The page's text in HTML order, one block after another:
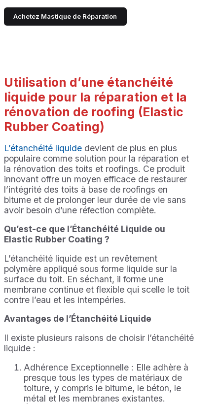
Achetez Mastique de Réparation
Utilisation d’une étanchéité
liquide pour la réparation et la
rénovation de roofing (Elastic
Rubber Coating)
L’étanchéité liquide devient de plus en plus
populaire comme solution pour la réparation et
la rénovation des toits et roofings. Ce produit
innovant offre un moyen efficace de restaurer
l’intégrité des toits à base de roofings en
bitume et de prolonger leur durée de vie sans
avoir besoin d’une réfection complète.
Qu’est-ce que l’Étanchéité Liquide ou
Elastic Rubber Coating ?
L’étanchéité liquide est un revêtement
polymère appliqué sous forme liquide sur la
surface du toit. En séchant, il forme une
membrane continue et flexible qui scelle le toit
contre l’eau et les intempéries.
Avantages de l’Étanchéité Liquide
Il existe plusieurs raisons de choisir l’étanchéité
liquide :
Adhérence Exceptionnelle : Elle adhère à
presque tous les types de matériaux de
toiture, y compris le bitume, le béton, le
métal et les membranes existantes.